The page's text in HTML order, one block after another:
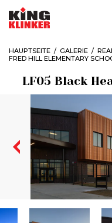
HAUPTSEITE GALERIE
FRED HILL ELEMENTARY
LF05 Black